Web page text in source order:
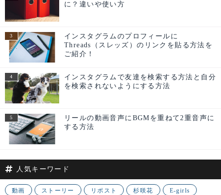
に？違いや使い方
インスタグラムのプロフィールに
Threads（スレッズ）のリンクを貼る方法を
ご紹介！
インスタグラムで友達を検索する方法と自分
を検索されないようにする方法
リールの動画音声にBGMを重ねて2重音声に
する方法
人気キーワード
動画 ストーリー リポスト 杉咲花 E-girls